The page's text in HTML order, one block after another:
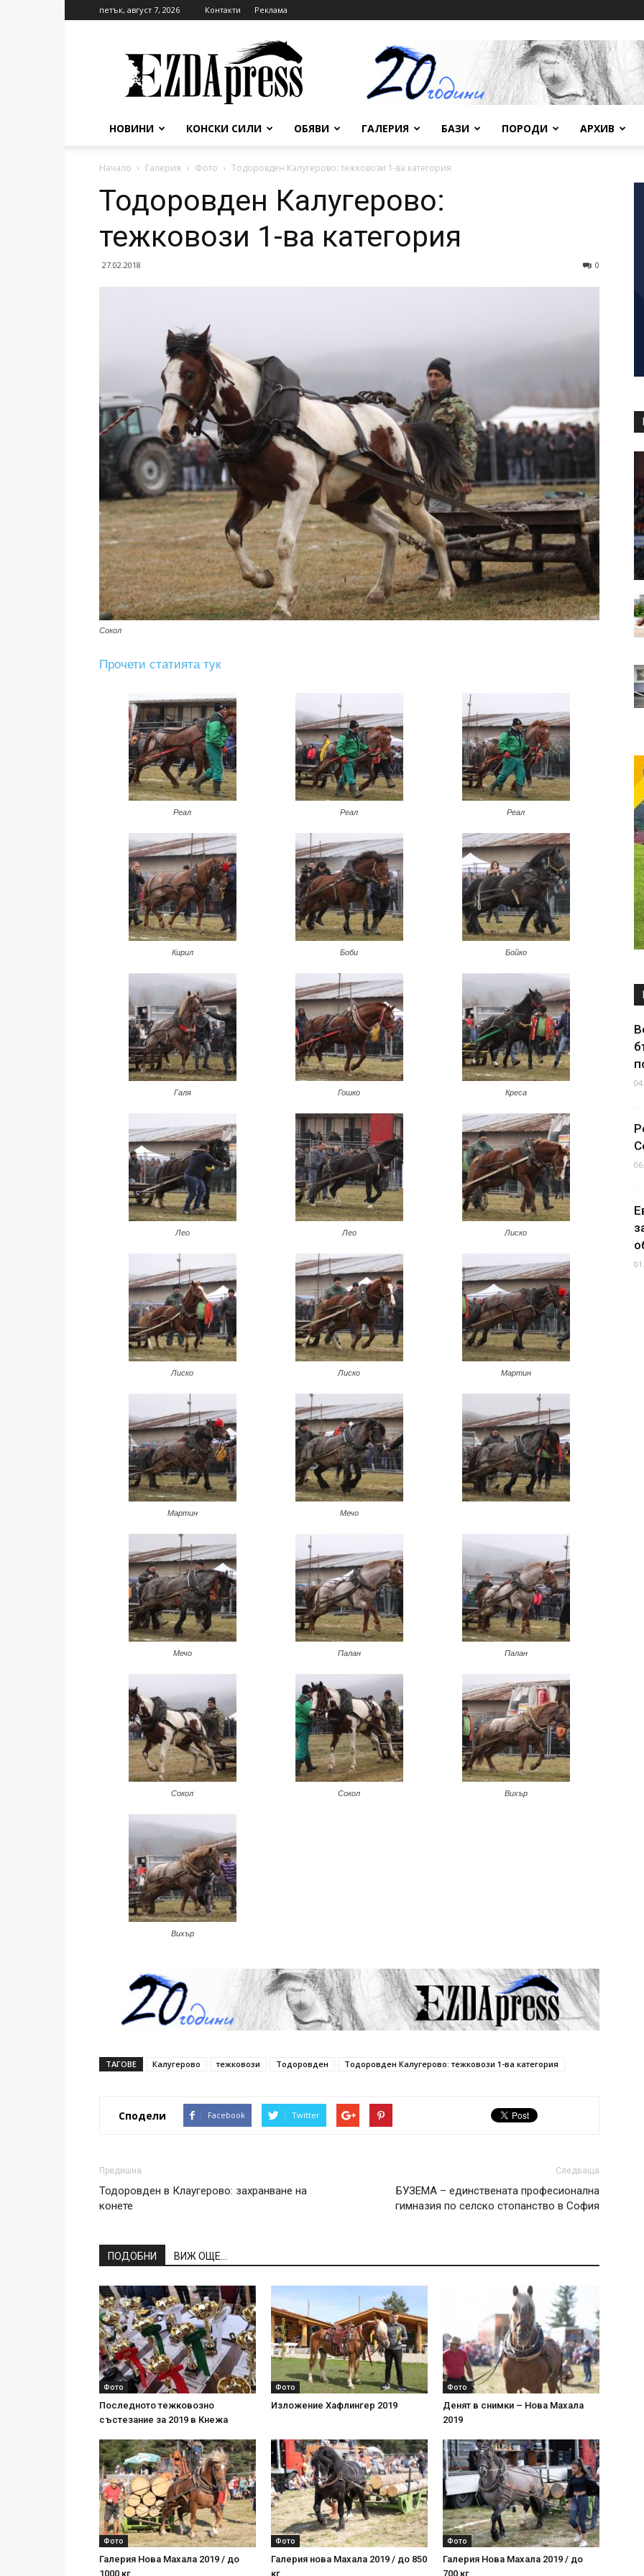
петък, август 7, 2026 Контакти Реклама
НОВИНИ КОНСКИ СИЛИ ОБЯВИ ГАЛЕРИЯ БАЗИ ПОРОДИ АРХИВ
Начало Галерия Фото Тодоровден Калугерово: тежковози 1-ва категория
Тодоровден Калугерово:
тежковози 1-ва категория
27.02.2018 0
Сокол
Прочети статията тук
Реал Реал Реал
Кирил Боби Бойко
Галя Гошко Креса
Лео Лео Лиско
Лиско Лиско Мартин
Мартин Мечо
Мечо Палан Палан
Сокол Сокол Вихър
Вихър
ТАГОВЕ Калугерово тежковози Тодоровден Тодоровден Калугерово: тежковози 1-ва категория
Сподели Facebook Twitter
Предишна
Тодоровден в Клаугерово: захранване на
конете
Следваща
БУЗЕМА – единствената професионална
гимназия по селско стопанство в София
ПОДОБНИ ВИЖ ОЩЕ...
Фото
Последното тежковозно
състезание за 2019 в Кнежа
Фото
Изложение Хафлингер 2019
Фото
Денят в снимки – Нова Махала
2019
Фото
Галерия Нова Махала 2019 / до
1000 кг
Фото
Галерия нова Махала 2019 / до 850
кг
Фото
Галерия Нова Махала 2019 / до
700 кг